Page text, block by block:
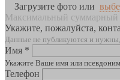
Загрузите фото или
Максимальный суммарный
Укажите, пожалуйста,
Данные не публикуются и
Имя *
Укажите Ваше имя или псевдоним
Телефон